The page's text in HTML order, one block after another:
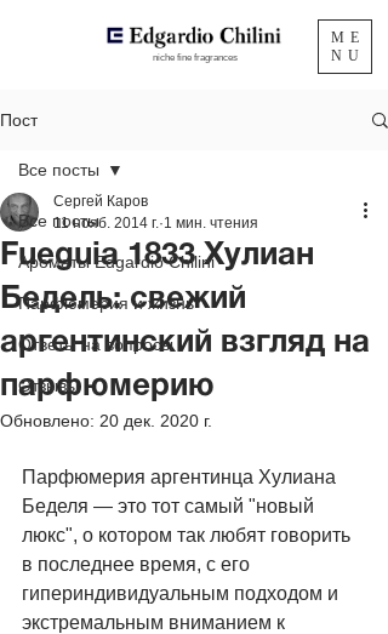
ME
NU
niche fine fragrances
Пост
Все посты
Ароматы Edgardio Chilini
Парфюмерия и жизнь
Ответы на вопросы
Отзывы
Все посты
Fueguia 1833 Хулиан
Бедель: свежий
аргентинский взгляд на
парфюмерию
Сергей Каров
11 нояб. 2014 г. 1 мин. чтения
Обновлено: 20 дек. 2020 г.
Парфюмерия аргентинца Хулиана
Беделя — это тот самый "новый
люкс", о котором так любят говорить
в последнее время, с его
гипериндивидуальным подходом и
экстремальным вниманием к